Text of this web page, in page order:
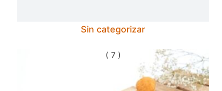
Sin categorizar
( 7 )